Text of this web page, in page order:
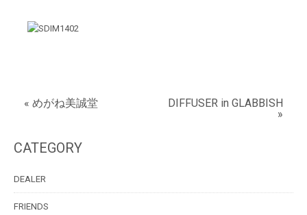
« めがね美誠堂
DIFFUSER in GLABBISH
»
CATEGORY
DEALER
FRIENDS